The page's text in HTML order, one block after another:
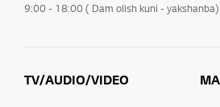
9:00 - 18:00 ( Dam olish kuni - yakshanba)
TV/AUDIO/VIDEO